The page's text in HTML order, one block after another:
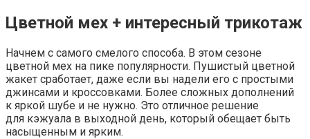
Цветной мех + интересный трикотаж
Начнем с самого смелого способа. В этом сезоне
цветной мех на пике популярности. Пушистый цветной
жакет сработает, даже если вы надели его с простыми
джинсами и кроссовками. Более сложных дополнений
к яркой шубе и не нужно. Это отличное решение
для кэжуала в выходной день, который обещает быть
насыщенным и ярким.